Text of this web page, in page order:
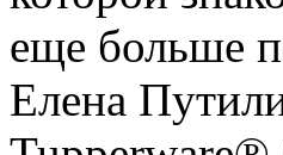
еще больше
Елена